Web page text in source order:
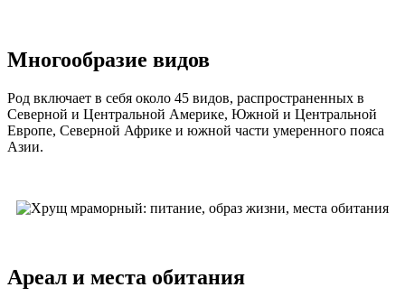
Многообразие видов
Род включает в себя около 45 видов, распространенных в
Северной и Центральной Америке, Южной и Центральной
Европе, Северной Африке и южной части умеренного пояса
Азии.
Ареал и места обитания